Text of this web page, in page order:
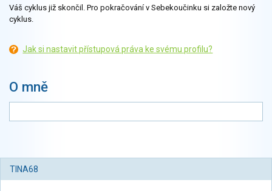
Váš cyklus již skončil. Pro pokračování v Sebekoučinku si založte nový
cyklus.
Jak si nastavit přístupová práva ke svému profilu?
O mně
TINA68